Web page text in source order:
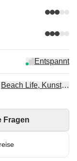
Entspannt
Beach Life, Kunst &
Fragen